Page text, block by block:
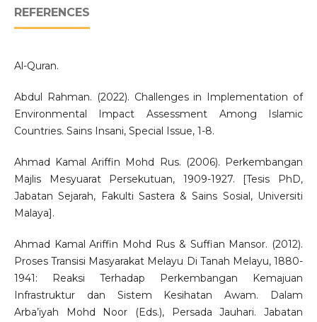
REFERENCES
Al-Quran.
Abdul Rahman. (2022). Challenges in Implementation of
Environmental Impact Assessment Among Islamic
Countries. Sains Insani, Special Issue, 1-8.
Ahmad Kamal Ariffin Mohd Rus. (2006). Perkembangan
Majlis Mesyuarat Persekutuan, 1909-1927. [Tesis PhD,
Jabatan Sejarah, Fakulti Sastera & Sains Sosial, Universiti
Malaya].
Ahmad Kamal Ariffin Mohd Rus & Suffian Mansor. (2012).
Proses Transisi Masyarakat Melayu Di Tanah Melayu, 1880-
1941: Reaksi Terhadap Perkembangan Kemajuan
Infrastruktur dan Sistem Kesihatan Awam. Dalam
Arba’iyah Mohd Noor (Eds.), Persada Jauhari. Jabatan